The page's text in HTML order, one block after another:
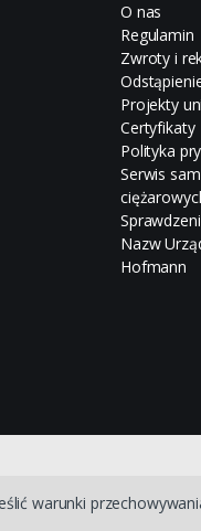
warunki
O nas
Regulamin
Zwroty i
Projekty
Certyfikaty
Polityka
Serwis
Nazw
Hofmann